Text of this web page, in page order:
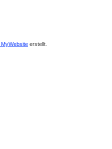
erstellt.